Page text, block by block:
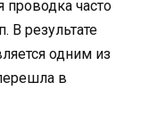
проводка часто
В результате
одним из
в